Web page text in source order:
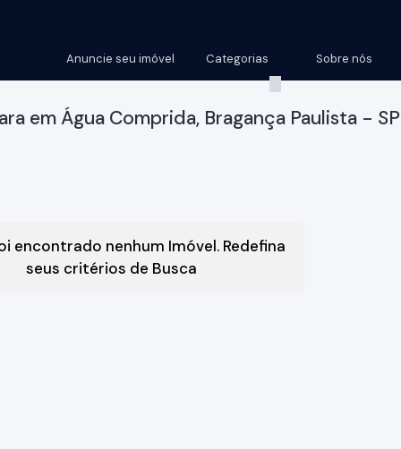
Sobre nós
Categorias
Anuncie seu imóvel
em Água Comprida, Bragança Paulista - SP
encontrado nenhum Imóvel. Redefina
seus critérios de Busca